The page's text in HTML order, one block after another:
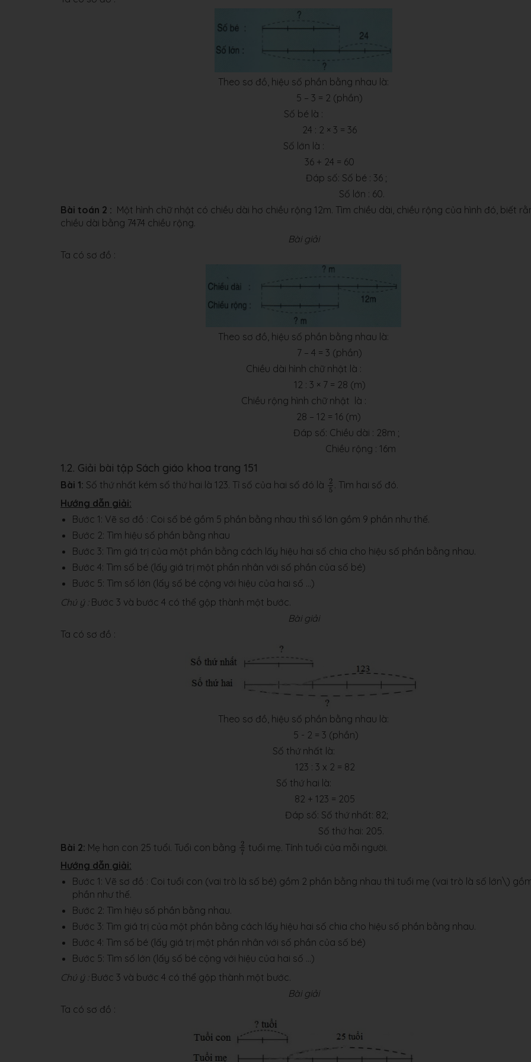
Theo sơ đồ, hiệu số phần bằng nhau là:
5 – 3 = 2 (phần)
Số bé là :
24 : 2 × 3 = 36
Số lớn là :
36 + 24 = 60
Đáp số: Số bé : 36 ;
Số lớn : 60.
Bài toán 2 : Một hình chữ nhật có chiều dài hơ chiều rộng 12m. Tìm chiều dài, chiều rộng của hình đó, biết
chiều dài bằng 7474 chiều rộng.
Bài giải
Ta có sơ đồ :
Theo sơ đồ, hiệu số phần bằng nhau là:
7 – 4 = 3 (phần)
Chiều dài hình chữ nhật là :
12 : 3 × 7 = 28 (m)
Chiều rộng hình chữ nhật là :
28 – 12 = 16 (m)
Đáp số: Chiều dài : 28m ;
Chiều rộng : 16m
1.2. Giải bài tập Sách giáo khoa trang 151
Bài 1: Số thứ nhất kém số thứ hai là 123. Tỉ số của hai số đó là
2
5
2 . Tìm hai số đó.
Hướng dẫn giải:
Bước 1: Vẽ sơ đồ : Coi số bé gồm 5 phần bằng nhau thì số lớn gồm 9 phần như thế.
Bước 2: Tìm hiệu số phần bằng nhau
Bước 3: Tìm giá trị của một phần bằng cách lấy hiệu hai số chia cho hiệu số phần bằng nhau.
Bước 4: Tìm số bé (lấy giá trị một phần nhân với số phần của số bé)
Bước 5: Tìm số lớn (lấy số bé cộng với hiệu của hai số ...)
Chú ý : Bước 3 và bước 4 có thể gộp thành một bước.
Bài giải
Ta có sơ đồ :
Theo sơ đồ, hiệu số phần bằng nhau là:
5 - 2 = 3 (phần)
Số thứ nhất là:
123 : 3 x 2 = 82
Số thứ hai là:
82 + 123 = 205
Đáp số: Số thứ nhất: 82;
Số thứ hai: 205.
Bài 2: Mẹ hơn con 25 tuổi. Tuổi con bằng
2
7
2 tuổi mẹ. Tính tuổi của mỗi người.
Hướng dẫn giải:
Bước 1: Vẽ sơ đồ : Coi tuổi con (vai trò là số bé) gồm 2 phần bằng nhau thì tuổi mẹ (vai trò là số lớn\)
phần như thế.
Bước 2: Tìm hiệu số phần bằng nhau.
Bước 3: Tìm giá trị của một phần bằng cách lấy hiệu hai số chia cho hiệu số phần bằng nhau.
Bước 4: Tìm số bé (lấy giá trị một phần nhân với số phần của số bé)
Bước 5: Tìm số lớn (lấy số bé cộng với hiệu của hai số ...)
Chú ý :Bước 3 và bước 4 có thể gộp thành một bước.
Bài giải
Ta có sơ đồ :